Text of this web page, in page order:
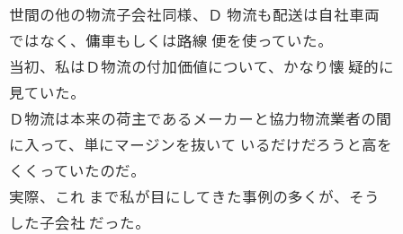
世間の他の物流子会社同様、Ｄ 物流も配送は自社車両
ではなく、傭車もしくは路線 便を使っていた。
当初、私はＤ物流の付加価値について、かなり懐 疑的に
見ていた。
Ｄ物流は本来の荷主であるメーカーと協力物流業者の間
に入って、単にマージンを抜いて いるだけだろうと高を
くくっていたのだ。
実際、これ まで私が目にしてきた事例の多くが、そう
した子会社 だった。